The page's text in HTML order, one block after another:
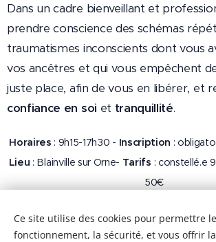
Dans un cadre bienveillant et
prendre conscience des schémas
traumatismes inconscients dont vous
vos ancêtres et qui vous empêchent
juste place, afin de vous en libérer, et
confiance en soi et tranquillité.
Horaires : 9h15-17h30 - Inscription :
Lieu : Blainville sur Orne- Tarifs : constellé.e
50€
Ce site utilise des cookies pour permettre
fonctionnement, la sécurité, et vous offrir